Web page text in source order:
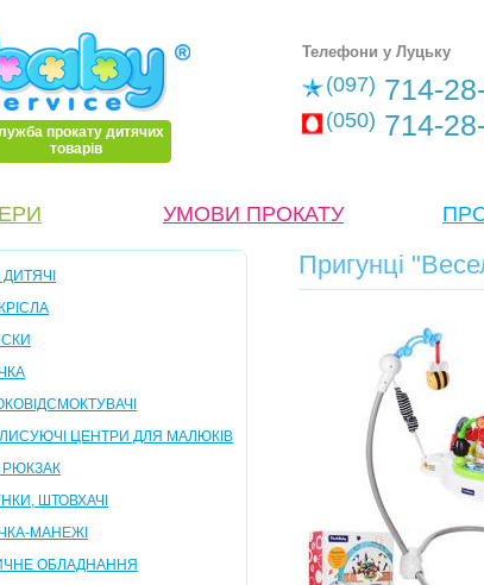
прокату дитячих
товарів
Телефони у Луцьку
(097) 714-
(050) 714-
УМОВИ ПРОКАТУ
ЦЕНТРИ ДЛЯ МАЛЮКІВ
РЮКЗАК
ШТОВХАЧІ
МАНЕЖІ
ОБЛАДНАННЯ
Пригунці